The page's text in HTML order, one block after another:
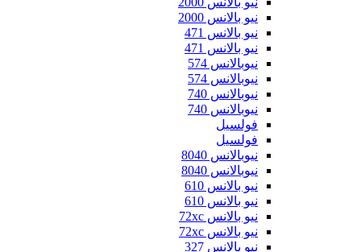
نيو بالانس 2000
نيو بالانس 471
نيو بالانس 471
نيوبالانس 574
نيوبالانس 574
نيوبالانس 740
نيوبالانس 740
فولسيل
فولسيل
نيوبالانس 8040
نيوبالانس 8040
نيو بالانس 610
نيو بالانس 610
نيو بالانس 72xc
نيو بالانس 72xc
نيو بالانس 327